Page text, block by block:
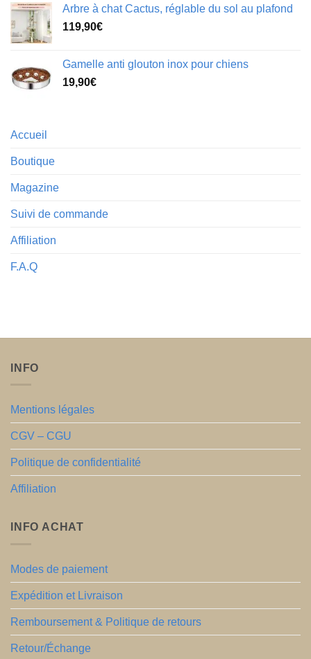
était :
24,90€.
est :
Arbre à chat Cactus, réglable du sol au plafond
119,90€
Gamelle anti glouton inox pour chiens
19,90€
Accueil
Boutique
Magazine
Suivi de commande
Affiliation
F.A.Q
INFO
Mentions légales
CGV – CGU
Politique de confidentialité
Affiliation
INFO ACHAT
Modes de paiement
Expédition et Livraison
Remboursement & Politique de retours
Retour/Échange